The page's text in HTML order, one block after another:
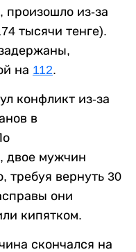
из-за
тысячи тенге).
на 112.
конфликт из-за
в
двое мужчин
требуя вернуть 30
они
кипятком.
скончался на